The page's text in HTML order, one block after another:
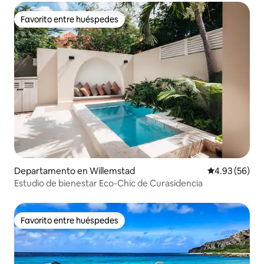
Favorito entre huéspedes
Favorito entre huéspedes
Departamento en Willemstad Calificación
4.93 (56)
Estudio de bienestar Eco-Chic de Curasidencia
Favorito entre huéspedes
Favorito entre huéspedes